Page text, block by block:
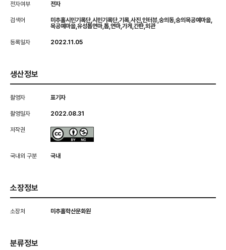
전자여부 전자
검색어
미추홀시민기록단,시민기록단,기록,사진,인터뷰,숭의동,숭의목공예마을,
목공예마을,유성톱연마,톱,연마,가게,간판,외관
등록일자 2022.11.05
생산정보
촬영자 표기자
촬영일자 2022.08.31
저작권
국내외 구분 국내
소장정보
소장처 미추홀학산문화원
분류정보